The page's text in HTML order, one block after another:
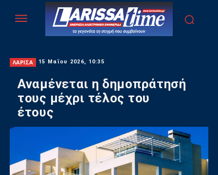
ΛΑΡΙΣΑ 15 Μαΐου 2026, 10:35
Αναμένεται η δημοπράτησή
τους μέχρι τέλος του
έτους